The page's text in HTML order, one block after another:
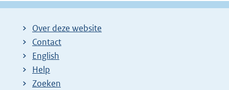
k
Over deze website
Contact
English
Help
Zoeken